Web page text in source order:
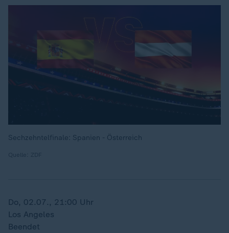
Sechzehntelfinale: Spanien - Österreich
Do, 02.07., 21:00 Uhr
Los Angeles
Beendet